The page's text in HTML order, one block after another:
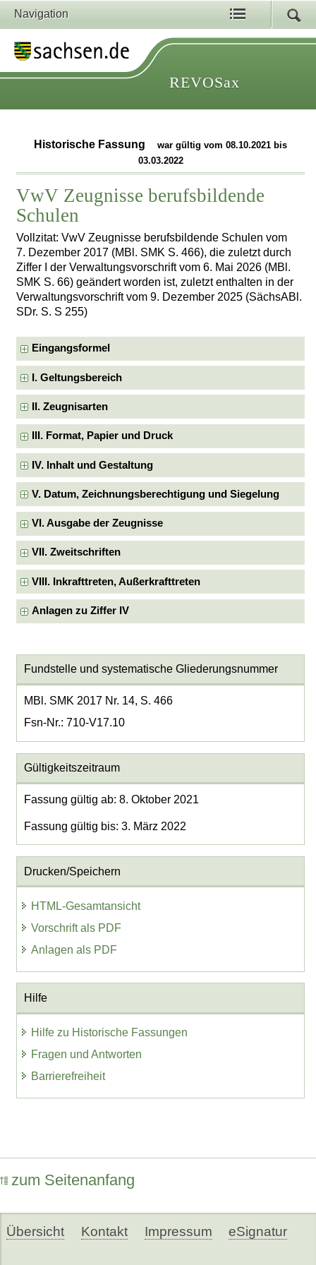
Navigation
REVOSax
Historische Fassung
war gültig vom 08.10.2021 bis
03.03.2022
VwV Zeugnisse berufsbildende
Schulen
Vollzitat: VwV Zeugnisse berufsbildende Schulen vom
7. Dezember 2017 (MBl. SMK S. 466), die zuletzt durch
Ziffer I der Verwaltungsvorschrift vom 6. Mai 2026 (MBl.
SMK S. 66) geändert worden ist, zuletzt enthalten in der
Verwaltungsvorschrift vom 9. Dezember 2025 (SächsABl.
SDr. S. S 255)
Eingangsformel
I. Geltungsbereich
II. Zeugnisarten
III. Format, Papier und Druck
IV. Inhalt und Gestaltung
V. Datum, Zeichnungsberechtigung und Siegelung
VI. Ausgabe der Zeugnisse
VII. Zweitschriften
VIII. Inkrafttreten, Außerkrafttreten
Anlagen zu Ziffer IV
Fundstelle und systematische Gliederungsnummer
MBl. SMK 2017 Nr. 14, S. 466
Fsn-Nr.: 710-V17.10
Gültigkeitszeitraum
Fassung gültig ab: 8. Oktober 2021
Fassung gültig bis: 3. März 2022
Drucken/Speichern
HTML-Gesamtansicht
Vorschrift als PDF
Anlagen als PDF
Hilfe
Hilfe zu Historische Fassungen
Fragen und Antworten
Barrierefreiheit
zum Seitenanfang
Übersicht Kontakt Impressum eSignatur